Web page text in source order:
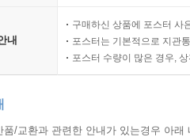
내
구매하신 상품에 포스터 사
포스터는 기본적으로 지관
포스터 수량이 많은 경우,
/교환과 관련한 안내가 있는경우 아